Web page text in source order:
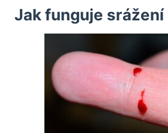
Jak funguje srážení